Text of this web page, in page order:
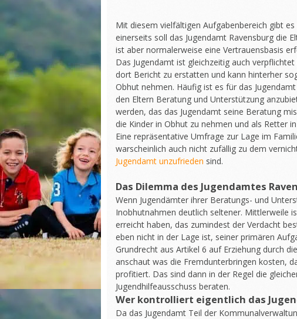
Mit diesem vielfältigen Aufgabenbereich gibt
einerseits soll das Jugendamt Ravensburg die
ist aber normalerweise eine Vertrauensbasis
Das Jugendamt ist gleichzeitig auch
dort Bericht zu erstatten und kann hinterher
Obhut nehmen. Häufig ist es für das
den Eltern Beratung und Unterstützung
werden, das das Jugendamt seine Beratung
die Kinder in Obhut zu nehmen und als Retter
Eine repräsentative Umfrage zur Lage im
warscheinlich auch nicht zufällig zu dem
Jugendamt unzufrieden sind.
Das Dilemma des Jugendamtes
Wenn Jugendämter ihrer Beratungs- und
Inobhutnahmen deutlich seltener. Mittlerweile
erreicht haben, das zumindest der Verdacht
eben nicht in der Lage ist, seiner primären
Grundrecht aus Artikel 6 auf Erziehung durch
anschaut was die Fremdunterbringen kosten,
profitiert. Das sind dann in der Regel die
Jugendhilfeausschuss beraten.
Wer kontrolliert eigentlich das
Da das Jugendamt Teil der